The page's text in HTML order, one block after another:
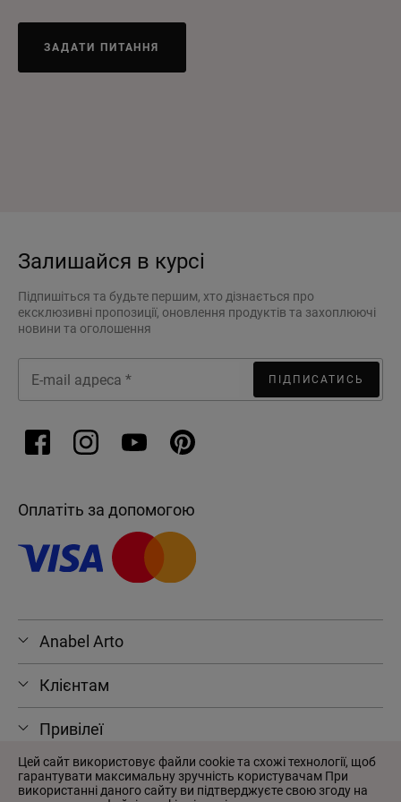
ЗАДАТИ ПИТАННЯ
Залишайся в курсі
Підпишіться та будьте першим, хто дізнається про
ексклюзивні пропозиції, оновлення продуктів та захоплюючі
новини та оголошення
ПІДПИСАТИСЬ
Оплатіть за допомогою
Anabel Arto
Клієнтам
Привілеї
Цей сайт використовує файли cookie та схожі технології, щоб
гарантувати максимальну зручність користувачам При
використанні даного сайту ви підтверджуєте свою згоду на